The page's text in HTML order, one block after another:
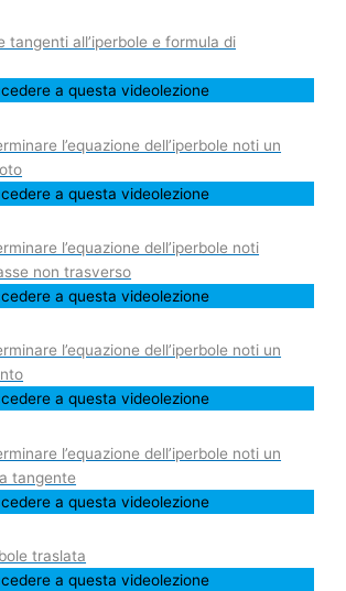
tangenti all’iperbole e formula di
a questa videolezione
l’equazione dell’iperbole noti un
a questa videolezione
l’equazione dell’iperbole noti
non trasverso
a questa videolezione
l’equazione dell’iperbole noti un
a questa videolezione
l’equazione dell’iperbole noti un
tangente
a questa videolezione
traslata
a questa videolezione